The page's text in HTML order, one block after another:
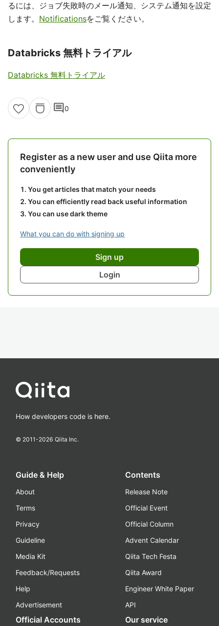
るには、ジョブ失敗時のメール通知、システム通知を設定
します。 Notificationsをご覧ください。
Databricks 無料トライアル
Databricks 無料トライアル
comment0
Register as a new user and use Qiita more
conveniently
You get articles that match your needs
You can efficiently read back useful information
You can use dark theme
What you can do with signing up
Sign up
Login
How developers code is here.
© 2011-2026 Qiita Inc.
Guide & Help
About
Terms
Privacy
Guideline
Media Kit
Feedback/Requests
Help
Advertisement
Contents
Release Note
Official Event
Official Column
Advent Calendar
Qiita Tech Festa
Qiita Award
Engineer White Paper
API
Official Accounts Our service